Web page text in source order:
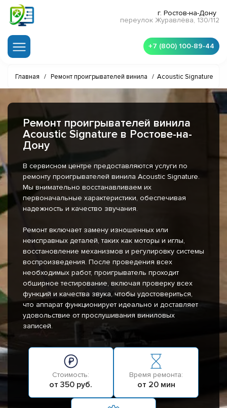
г. Ростов-на-Дону
переулок Журавлёва, 130/112
+7 (800) 100-89-44
Главная / Ремонт проигрывателей винила / Acoustic Signature
Ремонт проигрывателей винила
Acoustic Signature в Ростове-на-
Дону
В сервисном центре предоставляются услуги по
ремонту проигрывателей винила Acoustic Signature.
Мы внимательно восстанавливаем их
первоначальные характеристики, обеспечивая
надежность и качество звучания.
Ремонт включает замену изношенных или
неисправных деталей, таких как моторы и иглы,
восстановление механизмов и регулировку системы
воспроизведения. После проведения всех
необходимых работ, проигрыватель проходит
обширное тестирование, включая проверку всех
функций и качества звука, чтобы удостовериться,
что аппарат функционирует идеально и доставляет
удовольствие от прослушивания виниловых
записей.
Стоимость:
от 350 руб.
Время ремонта:
от 20 мин